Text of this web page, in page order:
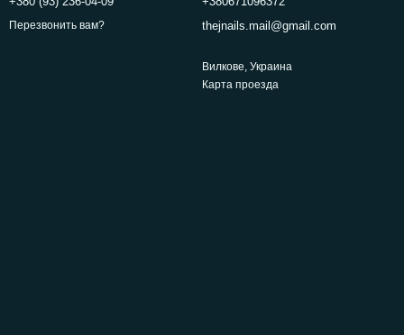
Перезвонить вам?
thejnails.mail@gmail.com
Вилкове, Украина
Карта проезда